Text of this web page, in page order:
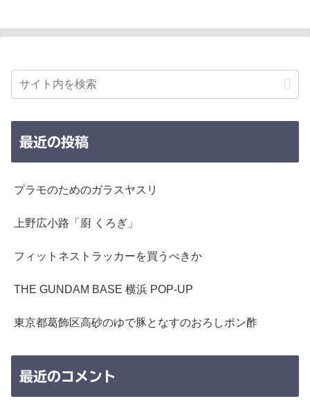
最近の投稿
プラモのためのガラスヤスリ
上野広小路「廚 くろぎ」
フィットネストラッカーを買うべきか
THE GUNDAM BASE 横浜 POP-UP
東京都葛飾区高砂のゆで豚となすのおろしポン酢
最近のコメント